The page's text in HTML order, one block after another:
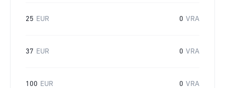
25 EUR 0 VRA
37 EUR 0 VRA
100 EUR 0 VRA